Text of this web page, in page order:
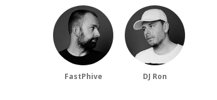
FastPhive DJ Ron